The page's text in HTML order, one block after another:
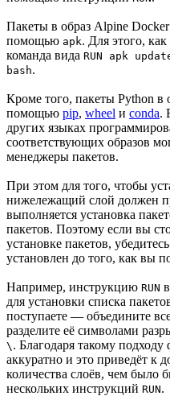
Пакеты в образ Alpine
помощью apk. Для этого,
команда вида RUN apk
bash.
Кроме того, пакеты Python в
помощью pip, wheel и conda.
других языках
соответствующих образов
менеджеры пакетов.
При этом для того, чтобы
нижележащий слой должен
выполняется установка
пакетов. Поэтому если вы
установке пакетов,
установлен до того, как вы
Например, инструкцию RUN
для установки списка
поступаете — объедините
разделите её символами
\ . Благодаря такому
аккуратно и это приведёт к
количества слоёв, чем было
нескольких инструкций RUN.